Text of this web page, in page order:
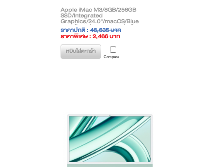
Apple iMac M3/8GB/256GB
SSD/Integrated
Graphics/24.0"/macOS/Blue
**สินค้าตกรุ่น (EOL) ติดต่อฝ่ายขาย
เพื่อแนะนำรุ่นทดแทน**
ราคาปกติ :46,635 บาท
ราคาพิเศษ : 2,466 บาท
( ราคาไม่รวมภาษี )
หยิบใส่ตะกร้า
Compare